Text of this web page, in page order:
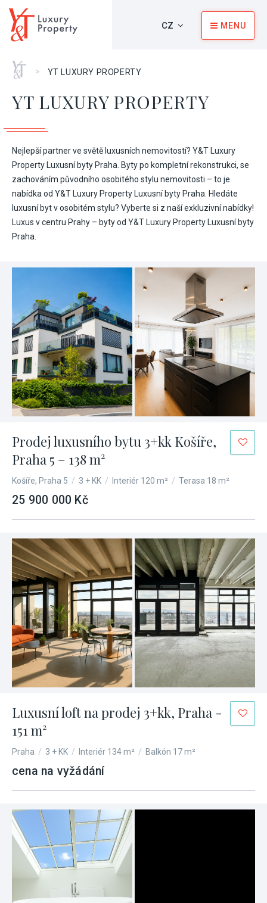
CZ MENU
Home
> YT LUXURY PROPERTY
YT LUXURY PROPERTY
Nejlepší partner ve světě luxusních nemovitostí? Y&T Luxury
Property Luxusní byty Praha. Byty po kompletní rekonstrukci, se
zachováním původního osobitého stylu nemovitosti – to je
nabídka od Y&T Luxury Property Luxusní byty Praha. Hledáte
luxusní byt v osobitém stylu? Vyberte si z naší exkluzivní nabídky!
Luxus v centru Prahy – byty od Y&T Luxury Property Luxusní byty
Praha.
Prodej luxusního bytu 3+kk Košíře,
Praha 5 – 138 m²
Košíře, Praha 5 / 3 + KK / Interiér 120 m² / Terasa 18 m²
25 900 000 Kč
Luxusní loft na prodej 3+kk, Praha -
151 m²
Praha / 3 + KK / Interiér 134 m² / Balkón 17 m²
cena na vyžádání